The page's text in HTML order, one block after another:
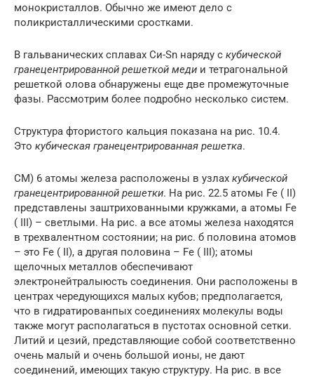
монокристаллов. Обычно же имеют дело с
поликристаллическими сростками.
В гальванических сплавах Си-Sn наряду с кубической
гранецентрированной решеткой меди и тетрагональной
решеткой олова обнаружены еще две промежуточные
фазы. Рассмотрим более подробно несколько систем.
Структура фтористого кальция показана на рис. 10.4.
Это кубическая гранецентрированная решетка.
СМ) 6 атомы железа расположены в узлах кубической
гранецентрированной решетки. На рис. 22.5 атомы Fe ( II)
представлены заштрихованными кружками, а атомы Fe
( III) – светлыми. На рис. а все атомы железа находятся
в трехвалентном состоянии; на рис. б половина атомов
– это Fe ( II), а другая половина – Fe ( III); атомы
щелочных металлов обеспечивают
электронейтралыюсть соединения. Они расположены в
центрах чередующихся малых кубов; предполагается,
что в гидратированпых соединениях молекулы воды
также могут располагаться в пустотах основной сетки.
Литий и цезий, представляющие собой соответственно
очень малый и очень большой ионы, не дают
соединений, имеющих такую структуру. На рис. в все